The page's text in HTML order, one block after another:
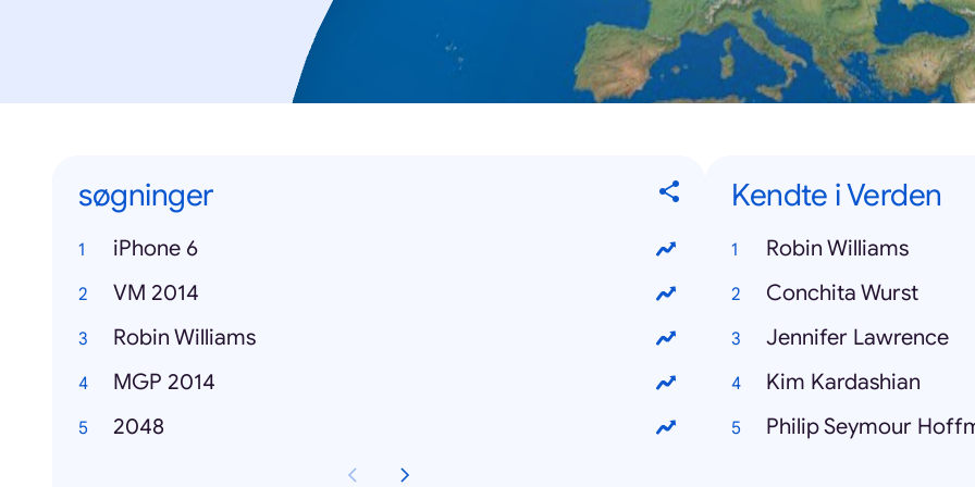
søgninger
iPhone 6
VM 2014
Robin Williams
MGP 2014
2048
Kendte i Verden
Robin Williams
Conchita Wurst
Jennifer Lawrence
Kim Kardashian
Philip Seymour